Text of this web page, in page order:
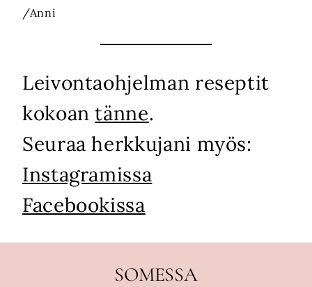
/Anni
Leivontaohjelman reseptit
kokoantänne.
Seuraa herkkujani myös:
Instagramissa
Facebookissa
SOMESSA